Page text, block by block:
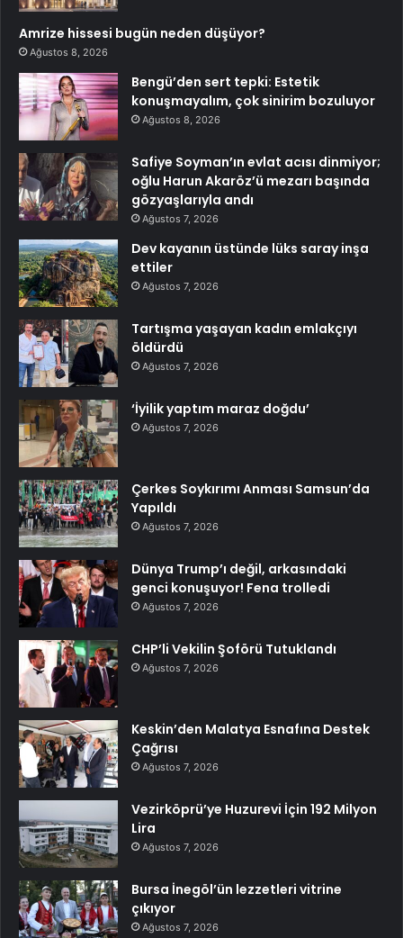
Amrize hissesi bugün neden düşüyor?
Ağustos 8, 2026
Bengü’den sert tepki: Estetik
konuşmayalım, çok sinirim bozuluyor
Ağustos 8, 2026
Safiye Soyman’ın evlat acısı dinmiyor;
oğlu Harun Akaröz’ü mezarı başında
gözyaşlarıyla andı
Ağustos 7, 2026
Dev kayanın üstünde lüks saray inşa
ettiler
Ağustos 7, 2026
Tartışma yaşayan kadın emlakçıyı
öldürdü
Ağustos 7, 2026
‘İyilik yaptım maraz doğdu’
Ağustos 7, 2026
Çerkes Soykırımı Anması Samsun’da
Yapıldı
Ağustos 7, 2026
Dünya Trump’ı değil, arkasındaki
genci konuşuyor! Fena trolledi
Ağustos 7, 2026
CHP’li Vekilin Şoförü Tutuklandı
Ağustos 7, 2026
Keskin’den Malatya Esnafına Destek
Çağrısı
Ağustos 7, 2026
Vezirköprü’ye Huzurevi İçin 192 Milyon
Lira
Ağustos 7, 2026
Bursa İnegöl’ün lezzetleri vitrine
çıkıyor
Ağustos 7, 2026